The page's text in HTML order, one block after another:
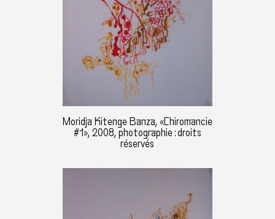
Moridja Kitenge Banza, «Chiromancie
#1», 2008, photographie : droits
réservés